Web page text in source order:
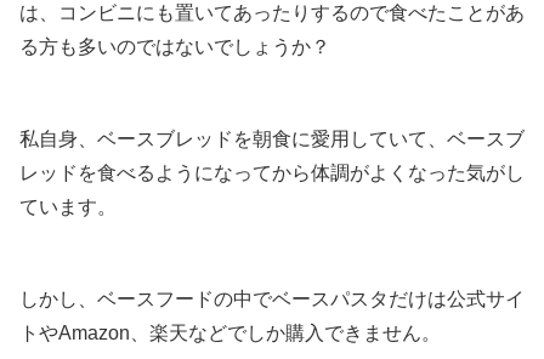
は、コンビニにも置いてあったりするので食べたことがあ
る方も多いのではないでしょうか？
私自身、ベースブレッドを朝食に愛用していて、ベースブ
レッドを食べるようになってから体調がよくなった気がし
ています。
しかし、ベースフードの中でベースパスタだけは公式サイ
トやAmazon、楽天などでしか購入できません。